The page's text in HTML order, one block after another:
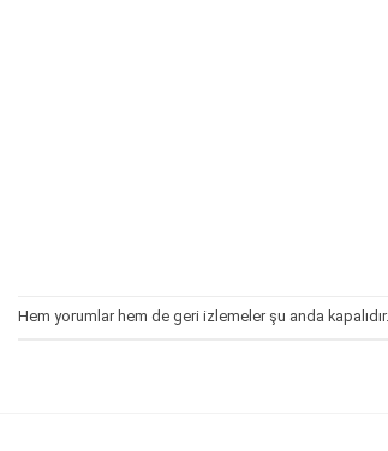
Hem yorumlar hem de geri izlemeler şu anda kapalıdır.